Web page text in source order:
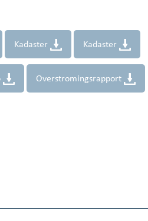
Kadaster Kadaster
Overstromingsrapport